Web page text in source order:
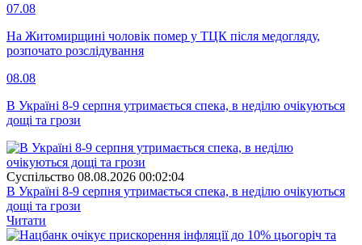
07.08
На Житомирщині чоловік помер у ТЦК після медогляду,
розпочато розслідування
08.08
В Україні 8-9 серпня утримається спека, в неділю очікуються
дощі та грози
Суспiльство 08.08.2026 00:02:04
В Україні 8-9 серпня утримається спека, в неділю очікуються
дощі та грози
Читати